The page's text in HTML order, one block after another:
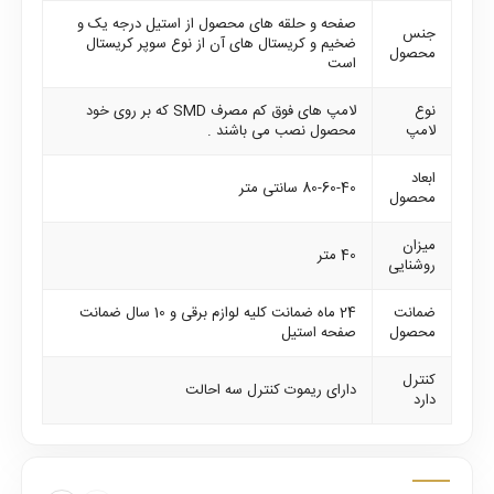
جنس
محصول
صفحه و حلقه های محصول از استیل درجه یک و
ضخیم و کریستال های آن از نوع سوپر کریستال
است
نوع
لامپ
لامپ های فوق کم مصرف SMD که بر روی خود
محصول نصب می باشند .
ابعاد
محصول
80-60-40 سانتی متر
میزان
روشنایی
40 متر
ضمانت
محصول
24 ماه ضمانت کلیه لوازم برقی و 10 سال ضمانت
صفحه استیل
کنترل
دارد
دارای ریموت کنترل سه احالت